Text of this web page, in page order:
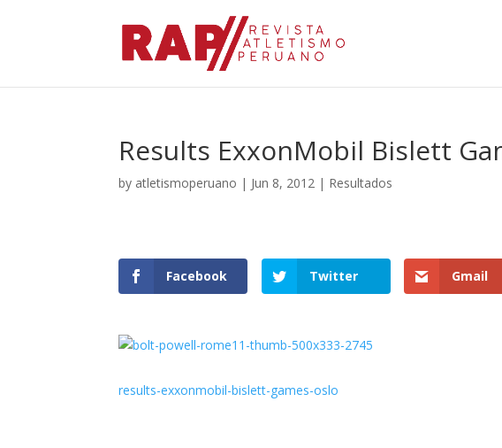
Results ExxonMobil Bislett
by atletismoperuano | Jun 8, 2012 | Resultados
Facebook Twitter Gmail
results-exxonmobil-bislett-games-oslo